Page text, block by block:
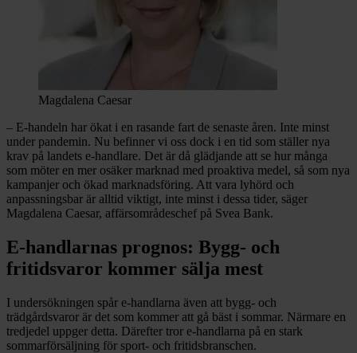
Magdalena Caesar
– E-handeln har ökat i en rasande fart de senaste åren. Inte minst
under pandemin. Nu befinner vi oss dock i en tid som ställer nya
krav på landets e-handlare. Det är då glädjande att se hur många
som möter en mer osäker marknad med proaktiva medel, så som nya
kampanjer och ökad marknadsföring. Att vara lyhörd och
anpassningsbar är alltid viktigt, inte minst i dessa tider, säger
Magdalena Caesar, affärsområdeschef på Svea Bank.
E-handlarnas prognos: Bygg- och
fritidsvaror kommer sälja mest
I undersökningen spår e-handlarna även att bygg- och
trädgårdsvaror är det som kommer att gå bäst i sommar. Närmare en
tredjedel uppger detta. Därefter tror e-handlarna på en stark
sommarförsäljning för sport- och fritidsbranschen.